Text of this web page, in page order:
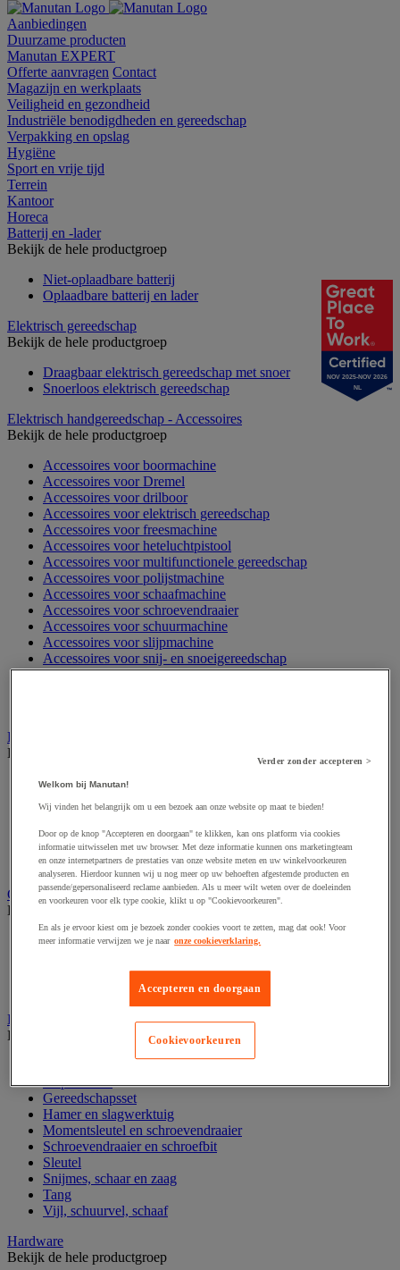
Aanbiedingen
Duurzame producten
Manutan EXPERT
Offerte aanvragen Contact
Magazijn en werkplaats
Veiligheid en gezondheid
Industriële benodigdheden en gereedschap
Verpakking en opslag
Hygiëne
Sport en vrije tijd
Terrein
Kantoor
Horeca
Batterij en -lader
Bekijk de hele productgroep
Niet-oplaadbare batterij
Oplaadbare batterij en lader
Elektrisch gereedschap
Bekijk de hele productgroep
Draagbaar elektrisch gereedschap met snoer
Snoerloos elektrisch gereedschap
Elektrisch handgereedschap - Accessoires
Bekijk de hele productgroep
Accessoires voor boormachine
Accessoires voor Dremel
Accessoires voor drilboor
Accessoires voor elektrisch gereedschap
Accessoires voor freesmachine
Accessoires voor heteluchtpistool
Accessoires voor multifunctionele gereedschap
Accessoires voor polijstmachine
Accessoires voor schaafmachine
Accessoires voor schroevendraaier
Accessoires voor schuurmachine
Accessoires voor slijpmachine
Accessoires voor snij- en snoeigereedschap
Accessoires voor snij-schuurmachine
Elektrische toebehoren en verlichting
Bekijk de hele productgroep
Accessoires voor elektrisch schakelpaneel
Elektrische kabel
Elektrische uitrusting
Verlengsnoer, stekkerdoos en kapelhaspel
Wandcontactdoos en schakelaar
Gereedschap opbergen
Bekijk de hele productgroep
Assortimentsdoos en gereedschapkoffer
Gereedschapskoffer en versterkte kist
Verrijdbare werktafel
Handgereedschap
Bekijk de hele productgroep
Dop en ratel
Gereedschapsset
Hamer en slagwerktuig
Momentsleutel en schroevendraaier
Schroevendraaier en schroefbit
Sleutel
Snijmes, schaar en zaag
Tang
Vijl, schuurvel, schaaf
Hardware
Bekijk de hele productgroep
NOV 2025-NOV 2026
NL
Verder zonder accepteren >
Welkom bij Manutan!
Wij vinden het belangrijk om u een bezoek aan onze website op maat te bieden!
Door op de knop "Accepteren en doorgaan" te klikken, kan ons platform via cookies
informatie uitwisselen met uw browser. Met deze informatie kunnen ons marketingteam
en onze internetpartners de prestaties van onze website meten en uw winkelvoorkeuren
analyseren. Hierdoor kunnen wij u nog meer op uw behoeften afgestemde producten en
passende/gepersonaliseerd reclame aanbieden. Als u meer wilt weten over de doeleinden
en voorkeuren voor elk type cookie, klikt u op "Cookievoorkeuren".
En als je ervoor kiest om je bezoek zonder cookies voort te zetten, mag dat ook! Voor
meer informatie verwijzen we je naar onze cookieverklaring.
Accepteren en doorgaan
Cookievoorkeuren